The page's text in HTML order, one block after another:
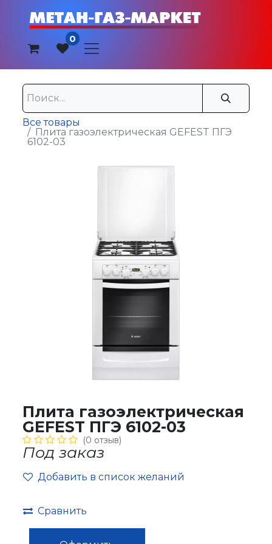
0
Все товары
Плита газоэлектрическая GEFEST ПГЭ
6102-03
Плита газоэлектрическая
GEFEST ПГЭ 6102-03
(0 отзыв)
Под заказ
Добавить в список желаний
Сравнить